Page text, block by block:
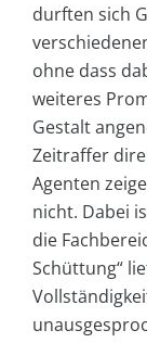
durften sich
ohne dass
weiteres
Gestalt
Zeitraffer
Agenten
nicht. Dabei
die
Schüttung“